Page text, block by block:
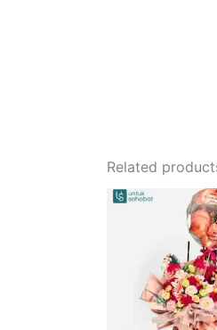
Related